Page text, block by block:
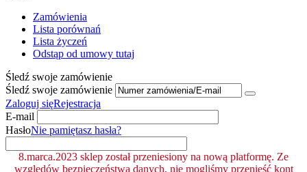
Zamówienia
Lista porównań
Lista życzeń
Odstąp od umowy tutaj
Śledź swoje zamówienie
Śledź swoje zamówienie
Zaloguj sięRejestracja
E-mail
HasłoNie pamiętasz hasła?
8.marca.2023 sklep został przeniesiony na nową platformę. Ze
względów bezpieczeństwa danych, nie mogliśmy przenieść kont